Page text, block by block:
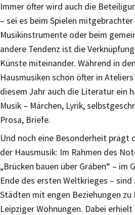
Immer öfter wird auch die
– sei es beim Spielen
Musikinstrumente oder beim
andere Tendenz ist die
Künste miteinander. Während in
Hausmusiken schon öfter in
diesem Jahr auch die Literatur ein
Musik – Märchen, Lyrik,
Prosa, Briefe.
Und noch eine Besonderheit prägt
der Hausmusik: Im Rahmen des
„Brücken bauen über Gräben“ – im
Ende des ersten Weltkrieges – sind
Städten mit engen Beziehungen zu
Leipziger Wohnungen. Dabei